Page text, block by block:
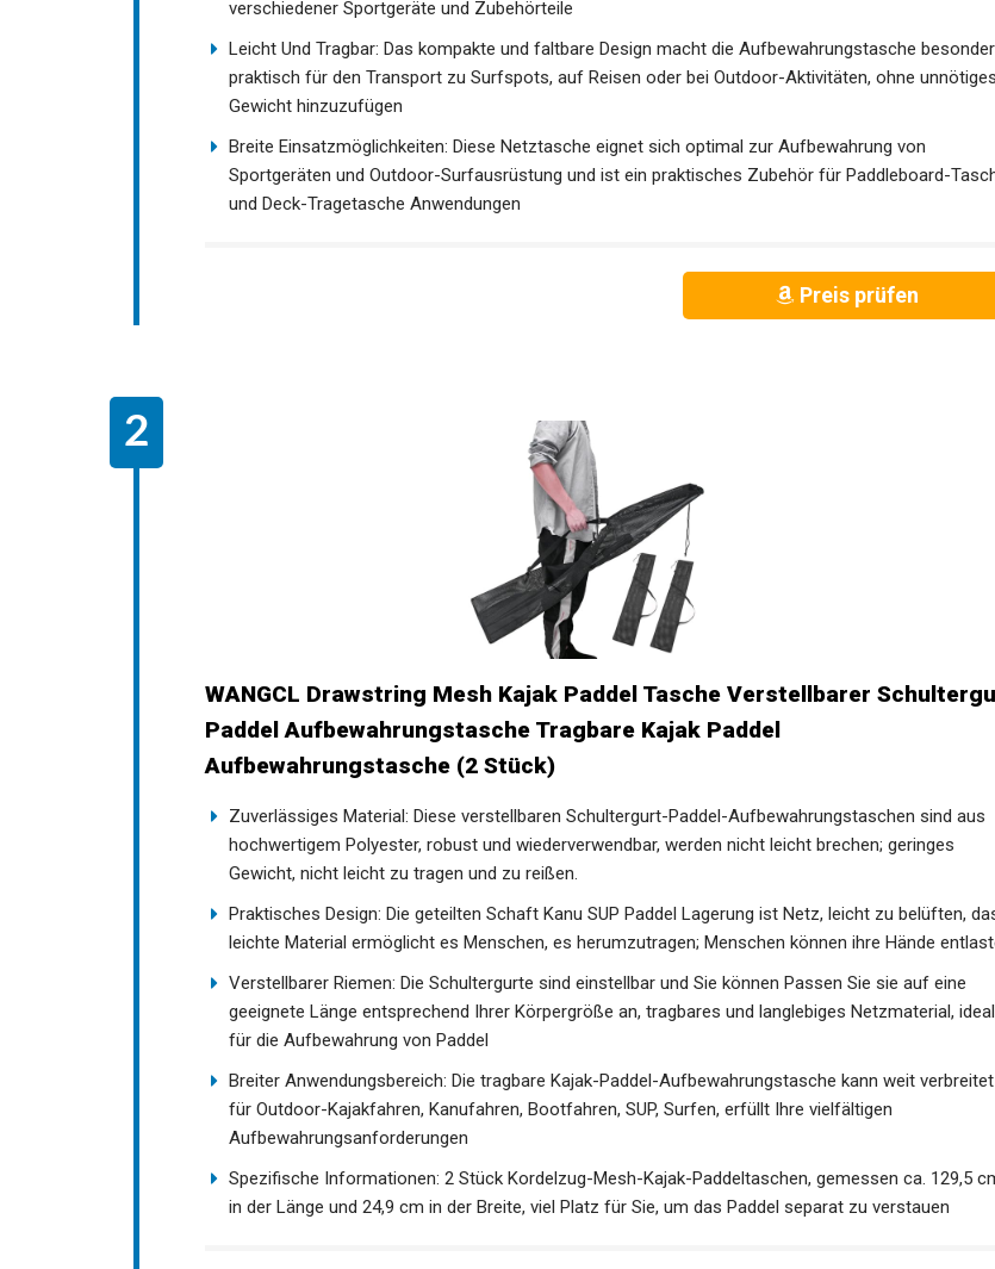
verschiedener Sportgeräte und Zubehörteile
Leicht Und Tragbar: Das kompakte und faltbare Design macht die Aufbewahrungstasche
unnötiges Gewicht hinzuzufügen
Breite Einsatzmöglichkeiten: Diese Netztasche eignet sich optimal zur Aufbewahrung von
WANGCL Drawstring Mesh Kajak Paddel Tasche Verstellbarer
Schultergurt Paddel Aufbewahrungstasche Tragbare Kajak Paddel
Aufbewahrungstasche (2 Stück)
Zuverlässiges Material: Diese verstellbaren Schultergurt-Paddel-Aufbewahrungstaschen sind aus
Gewicht, nicht leicht zu tragen und zu reißen.
leichte Material ermöglicht es Menschen, es herumzutragen; Menschen können ihre Hände
entlasten.
geeignete Länge entsprechend Ihrer Körpergröße an, tragbares und langlebiges Netzmaterial, ideal
für die Aufbewahrung von Paddel
für Outdoor-Kajakfahren, Kanufahren, Bootfahren, SUP, Surfen, erfüllt Ihre vielfältigen
Aufbewahrungsanforderungen